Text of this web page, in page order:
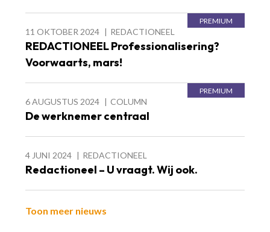
11 OKTOBER 2024 REDACTIONEEL
REDACTIONEEL Professionalisering?
Voorwaarts, mars!
6 AUGUSTUS 2024 COLUMN
De werknemer centraal
4 JUNI 2024 REDACTIONEEL
Redactioneel – U vraagt. Wij ook.
Toon meer nieuws